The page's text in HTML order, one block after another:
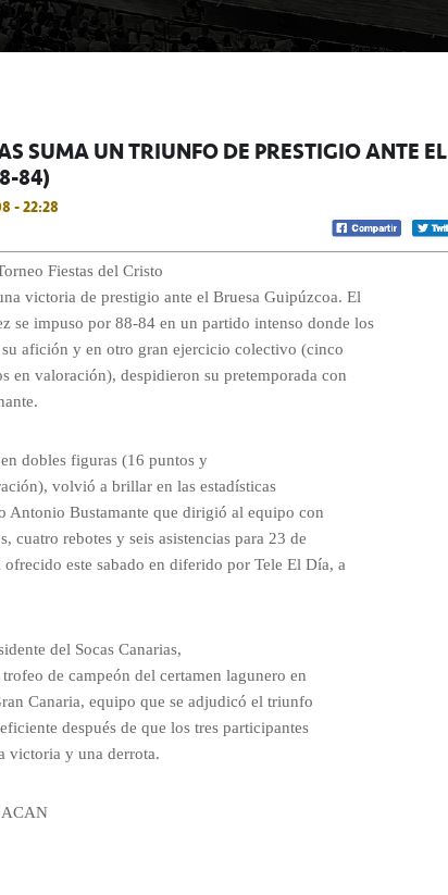
SUMA UN TRIUNFO DE PRESTIGIO ANTE EL
84)
- 22:28
Fiestas del Cristo
victoria de prestigio ante el Bruesa Guipúzcoa. El
se impuso por 88-84 en un partido intenso donde los
afición y en otro gran ejercicio colectivo (cinco
en valoración), despidieron su pretemporada con
dobles figuras (16 puntos y
volvió a brillar en las estadísticas
Antonio Bustamante que dirigió al equipo con
cuatro rebotes y seis asistencias para 23 de
este sabado en diferido por Tele El Día, a
del Socas Canarias,
de campeón del certamen lagunero en
Canaria, equipo que se adjudicó el triunfo
después de que los tres participantes
victoria y una derrota.
ACAN